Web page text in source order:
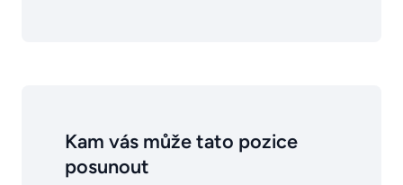
Kam vás může tato pozice
posunout